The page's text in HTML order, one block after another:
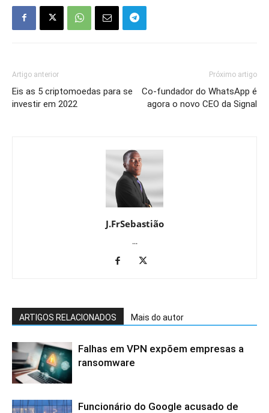
Artigo anterior
Eis as 5 criptomoedas para se
investir em 2022
Próximo artigo
Co-fundador do WhatsApp é
agora o novo CEO da Signal
J.FrSebastião
...
ARTIGOS RELACIONADOS Mais do autor
Falhas em VPN expõem empresas a
ransomware
Funcionário do Google acusado de